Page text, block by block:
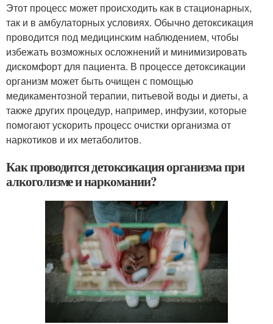
Этот процесс может происходить как в стационарных,
так и в амбулаторных условиях. Обычно детоксикация
проводится под медицинским наблюдением, чтобы
избежать возможных осложнений и минимизировать
дискомфорт для пациента. В процессе детоксикации
организм может быть очищен с помощью
медикаментозной терапии, питьевой воды и диеты, а
также других процедур, например, инфузии, которые
помогают ускорить процесс очистки организма от
наркотиков и их метаболитов.
Как проводится детоксикация организма при
алкоголизме и наркомании?